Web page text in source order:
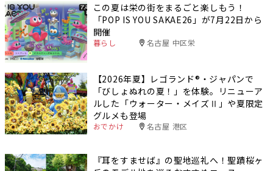
この夏は栄の街をまるごと楽しもう！
「POP IS YOU SAKAE26」が7月22日から
開催
暮らし 名古屋 中区栄
【2026年夏】レゴランド®・ジャパンで
「びしょぬれの夏！」を体験。リニューア
ルした「ウォーター・メイズⅡ」や夏限定
グルメも登場
おでかけ 名古屋 港区
『耳をすませば』の聖地巡礼へ！聖蹟桜ヶ